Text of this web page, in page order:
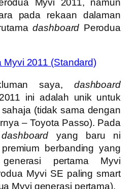
Myvi 2011, namun
pada rekaan dalaman
dashboard Perodua
saya, dashboard
ini adalah unik untuk
(tidak sama dengan
– Toyota Passo). Pada
dashboard yang baru ni
berbanding yang
pertama Myvi
Myvi SE paling smart
Myvi generasi pertama).